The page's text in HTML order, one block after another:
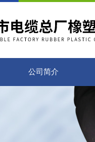
公司简介